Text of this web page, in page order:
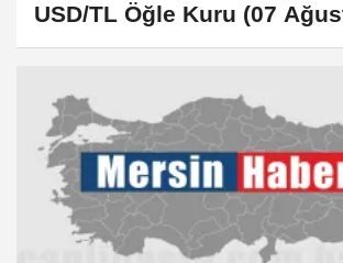
USD/TL Öğle Kuru (07